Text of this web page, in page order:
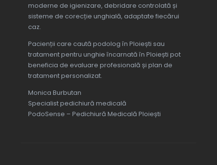
moderne de igienizare, debridare controlată și
sisteme de corecție unghială, adaptate fiecărui
caz.
Pacienții care caută podolog în Ploiești sau
tratament pentru unghie încarnată în Ploiești pot
beneficia de evaluare profesională și plan de
tratament personalizat.
Monica Burbutan
Specialist pedichiură medicală
PodoSense – Pedichiură Medicală Ploiești